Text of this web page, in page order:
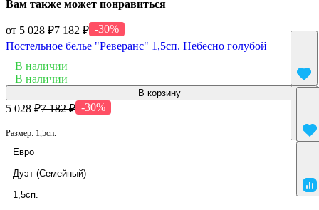
Вам также может понравиться
от 5 028 ₽7 182 ₽ -30%
Постельное белье "Реверанс" 1,5сп. Небесно голубой
В наличии
В наличии
В корзину
5 028 ₽7 182 ₽ -30%
Размер: 1,5сп.
Евро
Дуэт (Семейный)
1,5сп.